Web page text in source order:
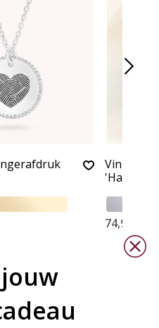
'Hart'
74,90